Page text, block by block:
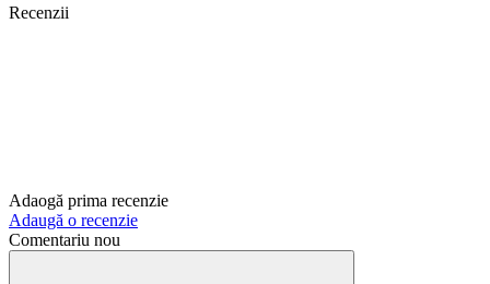
Recenzii
Adaogă prima recenzie
Adaugă o recenzie
Comentariu nou